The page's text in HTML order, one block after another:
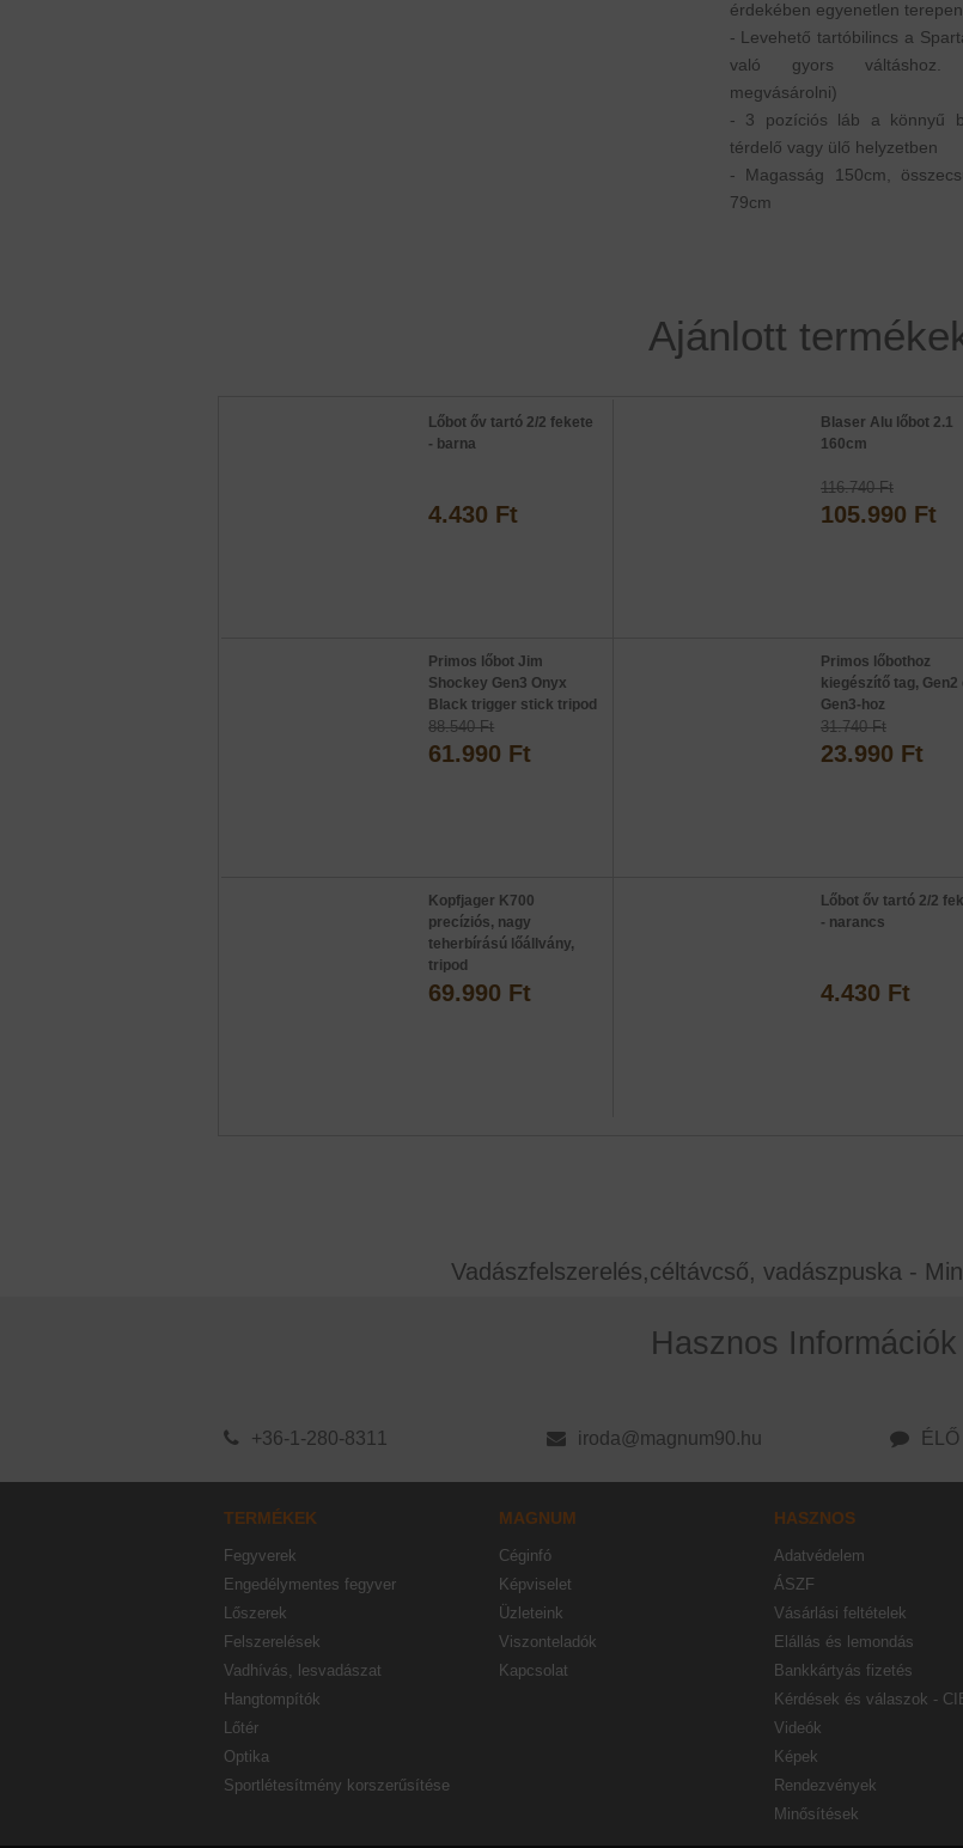
érdekében egyenetlen terepen
- Levehető tartóbilincs a
való gyors váltáshoz.
megvásárolni)
- 3 pozíciós láb a könnyű
térdelő vagy ülő helyzetben
- Magasság 150cm,
79cm
Ajánlott
Lőbot őv tartó 2/2 fekete
- barna
4.430 Ft
Blaser Alu lőbot 2.1
160cm
116.740 Ft
105.990 Ft
Primos lőbot Jim
Shockey Gen3 Onyx
Black trigger stick tripod
88.540 Ft
61.990 Ft
Primos lőbothoz
kiegészítő tag, Gen2
Gen3-hoz
31.740 Ft
23.990 Ft
Kopfjager K700
precíziós, nagy
teherbírású lőállvány,
tripod
69.990 Ft
Lőbot őv tartó 2/2
- narancs
4.430 Ft
Vadászfelszerelés,céltávcső, vadászpuska -
Hasznos Információk
+36-1-280-8311 iroda@magnum90.hu
TERMÉKEK
Fegyverek
Engedélymentes fegyver
Lőszerek
Felszerelések
Vadhívás, lesvadászat
Hangtompítók
Lőtér
Optika
Sportlétesítmény korszerűsítése
MAGNUM
Céginfó
Képviselet
Üzleteink
Viszonteladók
Kapcsolat
HASZNOS
Adatvédelem
ÁSZF
Vásárlási feltételek
Elállás és lemondás
Bankkártyás fizetés
Kérdések és válaszok -
Videók
Képek
Rendezvények
Minősítések